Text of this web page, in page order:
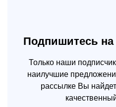
Подпишитесь
Только наши
наилучшие
рассылке Вы